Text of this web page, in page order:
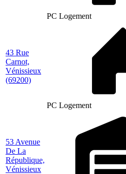
PC Logement
43 Rue
Carnot,
Vénissieux
(69200)
PC Logement
53 Avenue
De La
République,
Vénissieux